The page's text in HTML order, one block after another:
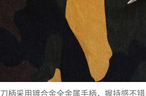
刀柄采用镀合金全金属手柄，握持感不